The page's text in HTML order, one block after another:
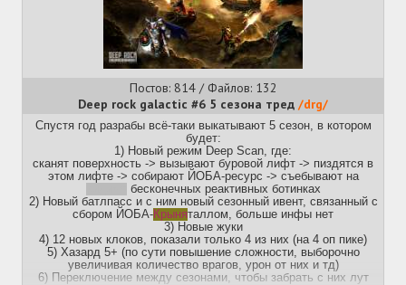
Подключиться:ввести в консоли игрыconnect
195.2.75.58:27015
или добавить195.2.75.58:27015
и зайти оттуда.
Веб-мониторинг:
https://qtr4.su
Тг-бот: https://t.me/qtr4_bot
Скачать игру: https://nextclient.ru/
Купить игру: https://store.steampowered.com/app/10/
Канал с новостями:
https://t.me/qtr4_news
Приятной игры!
Прошлый тред:>>50699553 (OP)
https://arhivach.vc/?tags=9481
Постов: 814 / Файлов: 132
Deep rock galactic #6 5 сезона тред /drg/
Спустя год разрабы всё-таки выкатывают 5 сезон, в котором
будет:
1) Новый режим Deep Scan, где:
сканят поверхность -> вызывают буровой лифт -> пиздятся в
этом лифте -> собирают ЙОБА-ресурс -> съебывают на
бесконечных реактивных ботинках
2) Новый батлпасс и с ним новый сезонный ивент, связанный с
сбором ЙОБА-Крыняталлом, больше инфы нет
3) Новые жуки
4) 12 новых клоков, показали только 4 из них (на 4 оп пике)
5) Хазард 5+ (по сути повышение сложности, выборочно
увеличивая количество врагов, урон от них и тд)
6) Переключение между сезонами, чтобы забрать с них лут